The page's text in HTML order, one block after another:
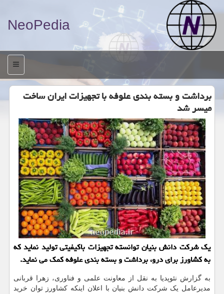
NeoPedia
منو
برداشت و بسته بندی علوفه با تجهیزات ایران ساخت
میسر شد
یک شرکت دانش بنیان توانسته تجهیزات باکیفیتی تولید نماید که
به کشاورز برای درو، برداشت و بسته بندی علوفه کمک می نماید.
به گزارش نئوپدیا به نقل از معاونت علمی و فناوری، زهرا قربانی
مدیرعامل یک شرکت دانش بنیان با اعلان اینکه کشاورز توان خرید